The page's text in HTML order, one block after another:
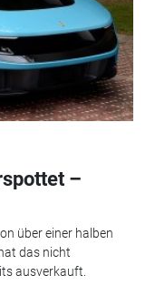
–
über einer halben
das nicht
ausverkauft.